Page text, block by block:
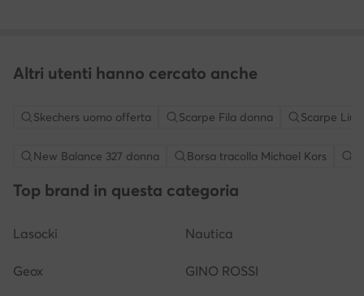
Altri utenti hanno cercato anche
Skechers uomo offerta Scarpe Fila donna Scarpe Liu
New Balance 327 donna Borsa tracolla Michael Kors
Top brand in questa categoria
Lasocki Nautica
Geox GINO ROSSI